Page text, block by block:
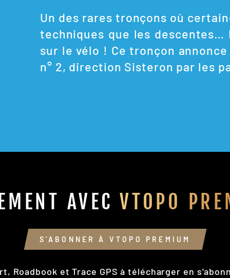
Un des rares tronçons où
techniques que les
sur le vélo ! Ce tronçon annonce
n° 2, direction Sisteron par les
AVECVTOPO
S'ABONNER À VTOPO PREMIUM
Roadbook et Trace GPS à télécharger en